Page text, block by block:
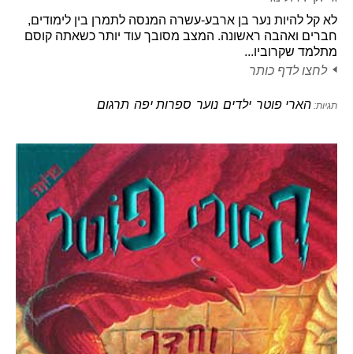
לא קל להיות נער בן ארבע-עשרה המנסה לתמרן בין לימודים,
חברים ואהבה ראשונה. המצב מסובך עוד יותר כשאתה קוסם
מתלמד שקרוביו...
לחצו לדף כותר
תגיות: הארי פוטר ילדים נוער ספרות יפה תרגום